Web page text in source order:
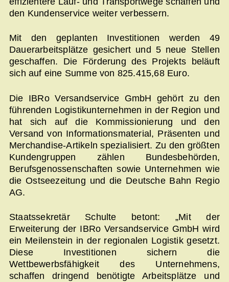
den Kundenservice weiter verbessern.
Mit den geplanten Investitionen werden 49
Dauerarbeitsplätze gesichert und 5 neue Stellen
geschaffen. Die Förderung des Projekts beläuft
sich auf eine Summe von 825.415,68 Euro.
Die IBRo Versandservice GmbH gehört zu den
führenden Logistikunternehmen in der Region und
hat sich auf die Kommissionierung und den
Versand von Informationsmaterial, Präsenten und
Merchandise-Artikeln spezialisiert. Zu den größten
Kundengruppen zählen Bundesbehörden,
Berufsgenossenschaften sowie Unternehmen wie
die Ostseezeitung und die Deutsche Bahn Regio
AG.
Staatssekretär Schulte betont: „Mit der
Erweiterung der IBRo Versandservice GmbH wird
ein Meilenstein in der regionalen Logistik gesetzt.
Diese Investitionen sichern die
Wettbewerbsfähigkeit des Unternehmens,
schaffen dringend benötigte Arbeitsplätze und